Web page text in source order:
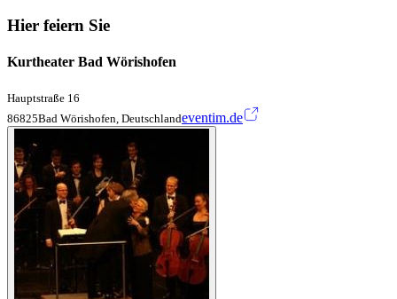
Hier feiern Sie
Kurtheater Bad Wörishofen
Hauptstraße 16
86825Bad Wörishofen, Deutschlandeventim.de